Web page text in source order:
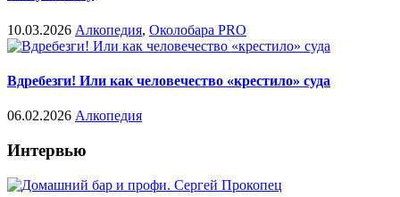
10.03.2026 Алкопедия, Околобара PRO
Вдребезги! Или как человечество «крестило» суда
06.02.2026 Алкопедия
Интервью